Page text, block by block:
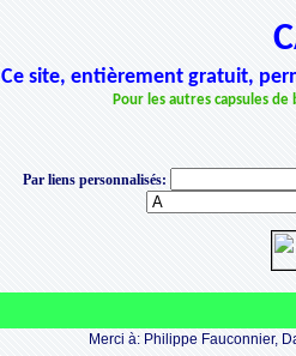
Ce site, entièrement gratuit,
Pour les autres capsules
Par liens personnalisés:
Merci à: Philippe Fauconnier,